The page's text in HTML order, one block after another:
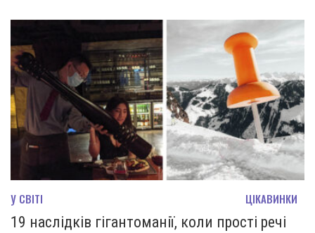
У СВІТІ ЦІКАВИНКИ
19 наслідків гігантоманії, коли прості речі